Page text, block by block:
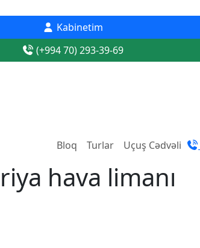
Kabinetim
(+994 70) 293-39-69
Bloq Turlar Uçuş Cədvəli
hava limanı